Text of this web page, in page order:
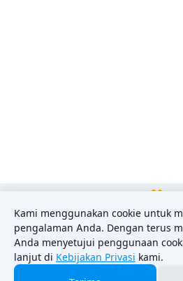
SitemapContact Form
Kami menggunakan cookie untuk
pengalaman Anda. Dengan terus
Anda menyetujui penggunaan
lanjut di Kebijakan Privasi kami.